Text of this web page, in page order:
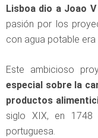
Lisboa dio a Joao V
pasión por los
con agua potable era
Este ambicioso
especial sobre la
productos
siglo XIX, en
portuguesa.